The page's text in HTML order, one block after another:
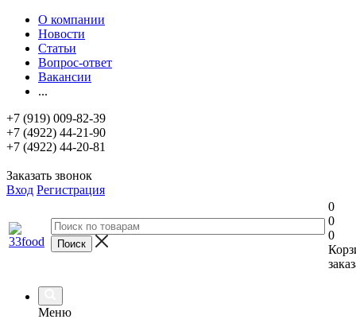
О компании
Новости
Статьи
Вопрос-ответ
Вакансии
...
+7 (919) 009-82-39
+7 (4922) 44-21-90
+7 (4922) 44-20-81
Заказать звонок
Вход Регистрация
0
0
0
Меню